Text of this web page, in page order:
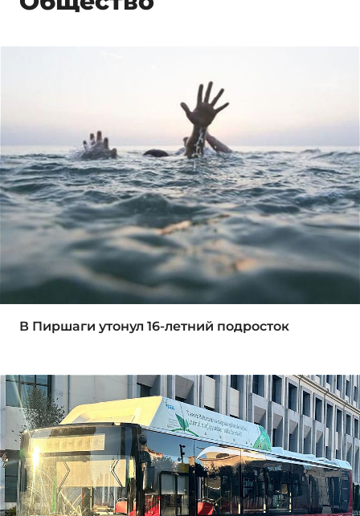
В Пиршаги утонул 16-летний подросток